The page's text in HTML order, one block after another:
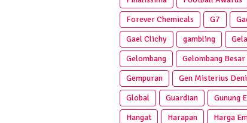
Forever Chemicals
G7
Gael Clichy
gambling
Gelombang
Gelombang Besar
Gempuran
Gen Misterius
Global
Guardian
Gunung
Hangat
Harapan
Harga